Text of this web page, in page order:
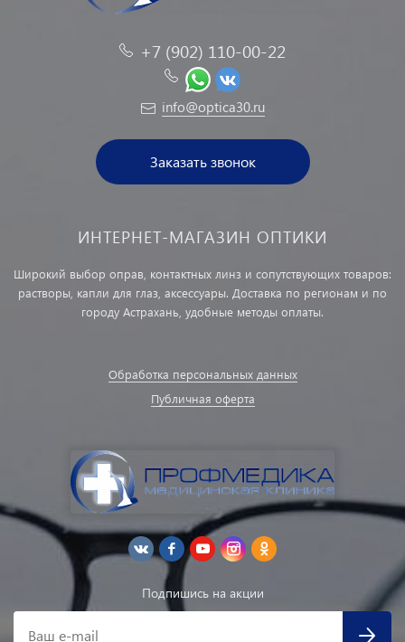
+7 (902) 110-00-22
info@optica30.ru
Заказать звонок
ИНТЕРНЕТ-МАГАЗИН ОПТИКИ
Широкий выбор оправ, контактных линз и сопутствующих товаров:
растворы, капли для глаз, аксессуары. Доставка по регионам и по
городу Астрахань, удобные методы оплаты.
Обработка персональных данных
Публичная оферта
Подпишись на акции
Ваш e-mail